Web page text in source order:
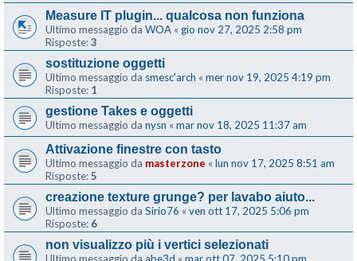
Measure IT plugin... qualcosa non funziona
Ultimo messaggio da WOA « gio nov 27, 2025 2:58 pm
Risposte:3
sostituzione oggetti
Ultimo messaggio da smesc'arch « mer nov 19, 2025 4:19 pm
Risposte: 1
gestione Takes e oggetti
Ultimo messaggio da nysn « mar nov 18, 2025 11:37 am
Attivazione finestre con tasto
Ultimo messaggio da masterzone « lun nov 17, 2025 8:51 am
Risposte:5
creazione texture grunge? per lavabo aiuto...
Ultimo messaggio da Sirio76 « ven ott 17, 2025 5:06 pm
Risposte: 6
non visualizzo più i vertici selezionati